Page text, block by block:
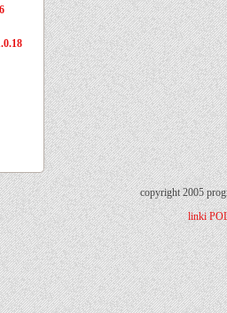
copyright 2005
linki